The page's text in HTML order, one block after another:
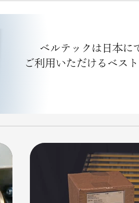
ベルテックは日本に
ご利用いただけるベス